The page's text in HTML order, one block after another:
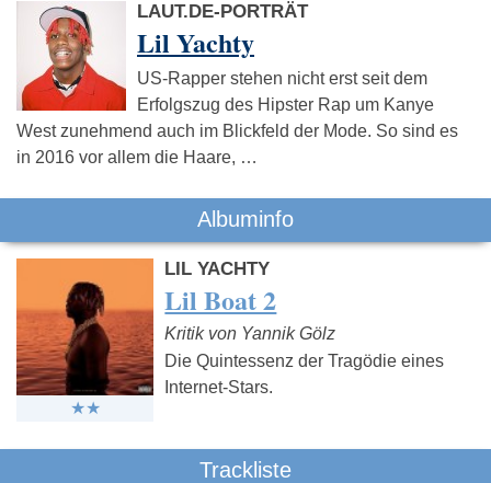
LAUT.DE-PORTRÄT
Lil Yachty
US-Rapper stehen nicht erst seit dem
Erfolgszug des Hipster Rap um Kanye
West zunehmend auch im Blickfeld der Mode. So sind es
in 2016 vor allem die Haare, …
Albuminfo
LIL YACHTY
Lil Boat 2
Kritik von Yannik Gölz
Die Quintessenz der Tragödie eines
Internet-Stars.
Trackliste